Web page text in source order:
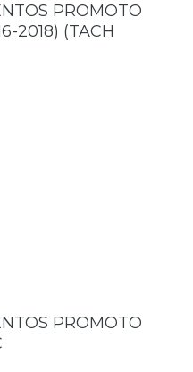
PROMOTO
2018) (TACH
PROMOTO